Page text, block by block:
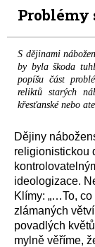
Problémy
S dějinami
by byla škoda
popíšu část
reliktů starých
křesťanské nebo
Dějiny
religionistickou
ideologizace.
Klímy: „…To,
zlámaných
povadlých
mylně věříme,